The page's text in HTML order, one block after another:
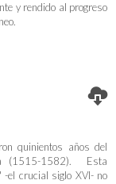
y rendido al progreso
quinientos años del
(1515-1582). Esta
-el crucial siglo XVI- no